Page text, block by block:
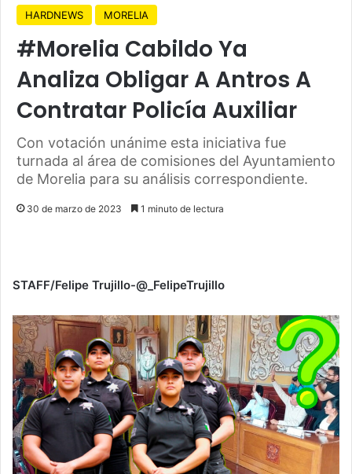
HARDNEWS MORELIA
#Morelia Cabildo Ya
Analiza Obligar A Antros A
Contratar Policía Auxiliar
Con votación unánime esta iniciativa fue
turnada al área de comisiones del Ayuntamiento
de Morelia para su análisis correspondiente.
30 de marzo de 2023 1 minuto de lectura
STAFF/Felipe Trujillo-@_FelipeTrujillo